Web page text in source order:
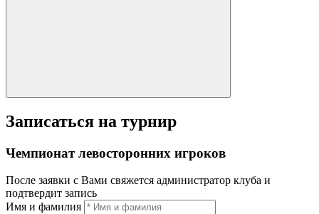
Записаться на турнир
Чемпионат левосторонних игроков
После заявки с Вами свяжется администратор клуба и
подтвердит запись
Имя и фамилия